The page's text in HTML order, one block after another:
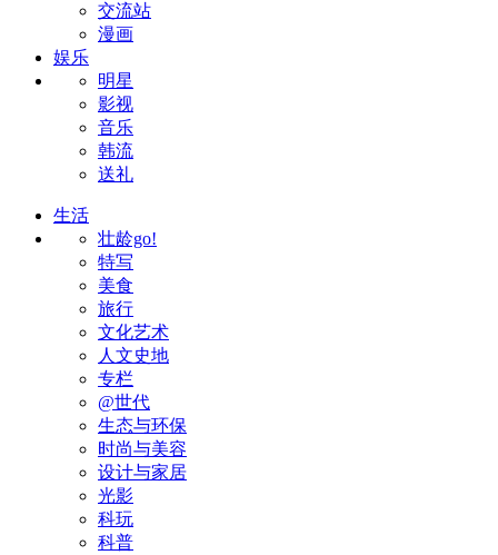
交流站
漫画
娱乐
明星
影视
音乐
韩流
送礼
生活
壮龄go!
特写
美食
旅行
文化艺术
人文史地
专栏
@世代
生态与环保
时尚与美容
设计与家居
光影
科玩
科普